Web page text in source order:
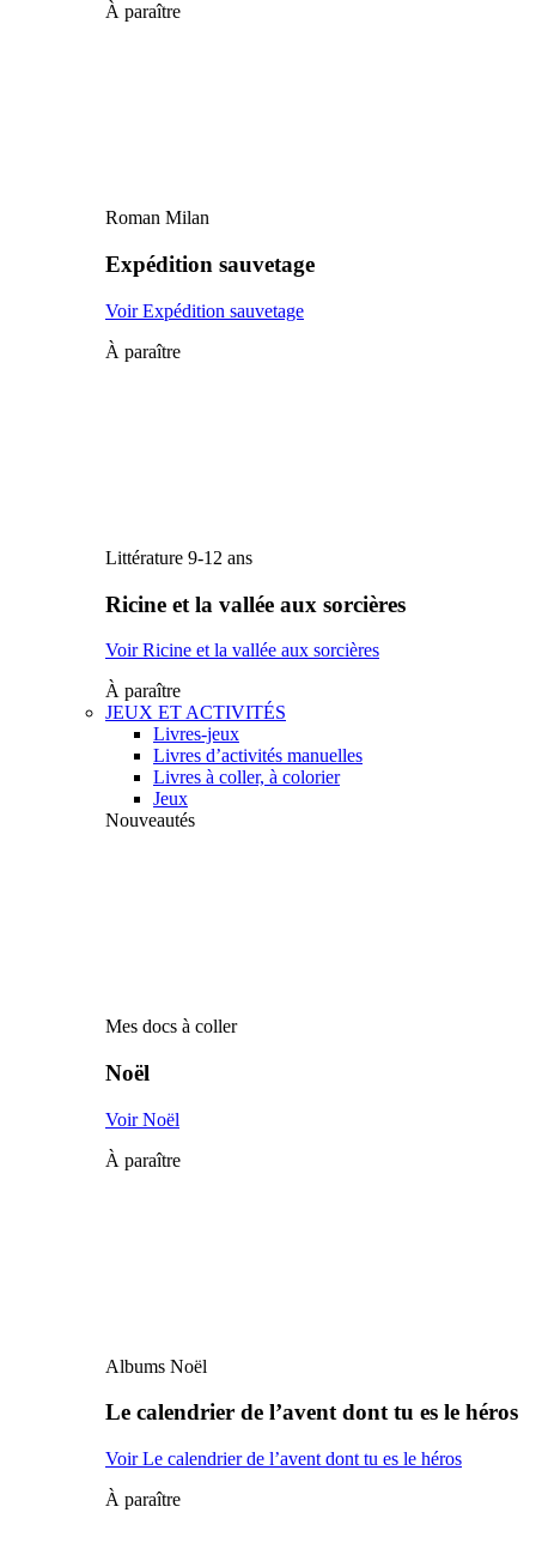
À paraître
Roman Milan
Expédition sauvetage
Voir Expédition sauvetage
À paraître
Littérature 9-12 ans
Ricine et la vallée aux sorcières
Voir Ricine et la vallée aux sorcières
À paraître
JEUX ET ACTIVITÉS
Livres-jeux
Livres d’activités manuelles
Livres à coller, à colorier
Jeux
Nouveautés
Mes docs à coller
Noël
Voir Noël
À paraître
Albums Noël
Le calendrier de l’avent dont tu es le héros
Voir Le calendrier de l’avent dont tu es le héros
À paraître